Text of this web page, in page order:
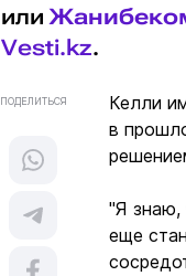
или
Vesti.kz.
ПОДЕЛИТЬСЯ Келли
в
"Я знаю,
еще